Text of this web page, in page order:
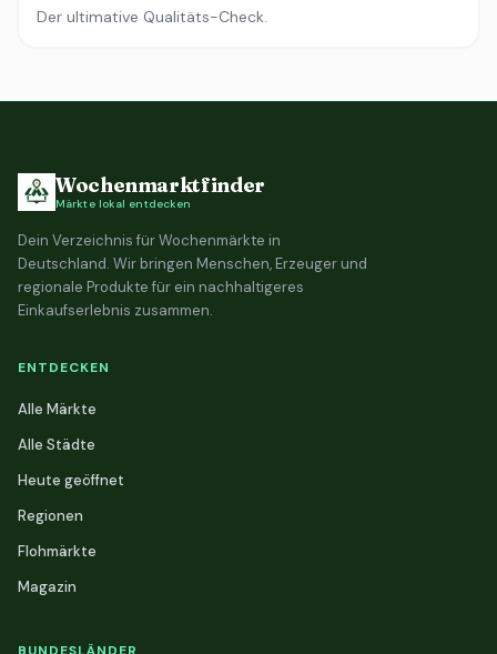
Der ultimative Qualitäts-Check.
Wochenmarktfinder
Märkte lokal entdecken
Dein Verzeichnis für Wochenmärkte in
Deutschland. Wir bringen Menschen, Erzeuger und
regionale Produkte für ein nachhaltigeres
Einkaufserlebnis zusammen.
ENTDECKEN
Alle Märkte
Alle Städte
Heute geöffnet
Regionen
Flohmärkte
Magazin